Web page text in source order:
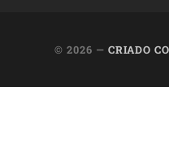
© 2026 —CRIADO